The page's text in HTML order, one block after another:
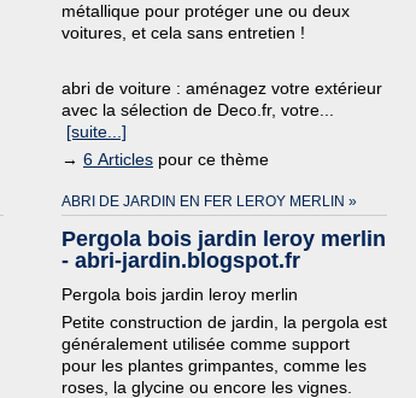
métallique pour protéger une ou deux
voitures, et cela sans entretien !
abri de voiture : aménagez votre extérieur
avec la sélection de Deco.fr, votre...
[suite...]
→ 6 Articles pour ce thème
ABRI DE JARDIN EN FER LEROY MERLIN »
Pergola bois jardin leroy merlin
- abri-jardin.blogspot.fr
Pergola bois jardin leroy merlin
Petite construction de jardin, la pergola est
généralement utilisée comme support
pour les plantes grimpantes, comme les
roses, la glycine ou encore les vignes.